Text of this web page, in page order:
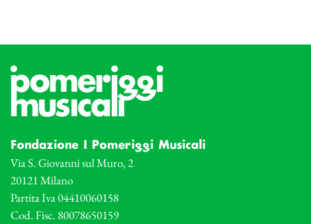
Fondazione I Pomeriggi Musicali
Via S. Giovanni sul Muro, 2
20121 Milano
Partita Iva 04410060158
Cod. Fisc. 80078650159